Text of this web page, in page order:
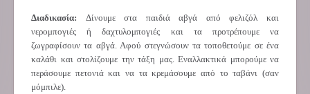
Διαδικασία: Δίνουμε στα παιδιά αβγά από φελιζόλ και
νερομπογιές ή δαχτυλομπογιές και τα προτρέπουμε να
ζωγραφίσουν τα αβγά. Αφού στεγνώσουν τα τοποθετούμε σε ένα
καλάθι και στολίζουμε την τάξη μας. Εναλλακτικά μπορούμε να
περάσουμε πετονιά και να τα κρεμάσουμε από το ταβάνι (σαν
μόμπιλε).